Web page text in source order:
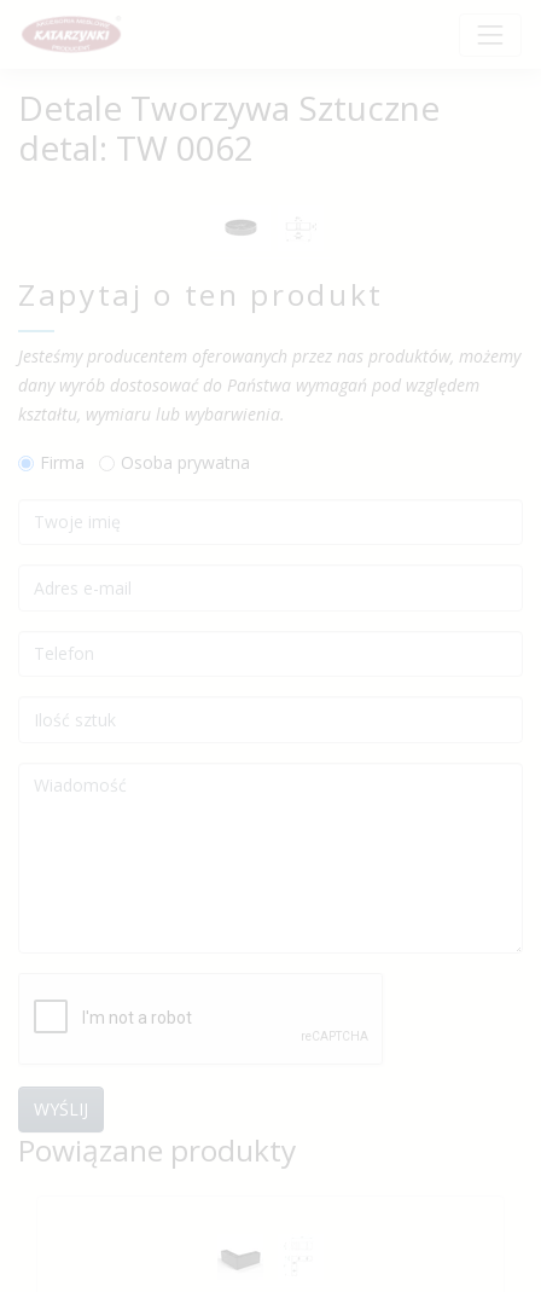
Detale Tworzywa Sztuczne
detal: TW 0062
Zapytaj o ten produkt
Jesteśmy producentem oferowanych przez nas produktów, możemy
dany wyrób dostosować do Państwa wymagań pod względem
kształtu, wymiaru lub wybarwienia.
Firma Osoba prywatna
WYŚLIJ
Powiązane produkty